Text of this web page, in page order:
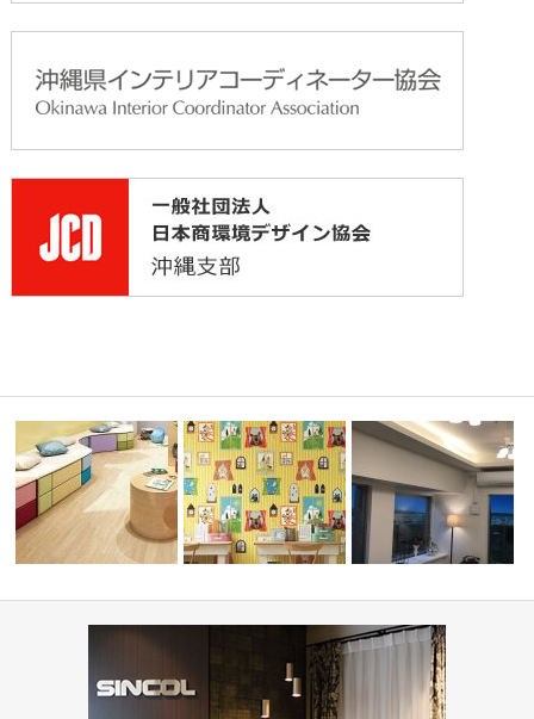
住宅(コーディネート集)
ミルコマンション沖縄市
ランパーク …